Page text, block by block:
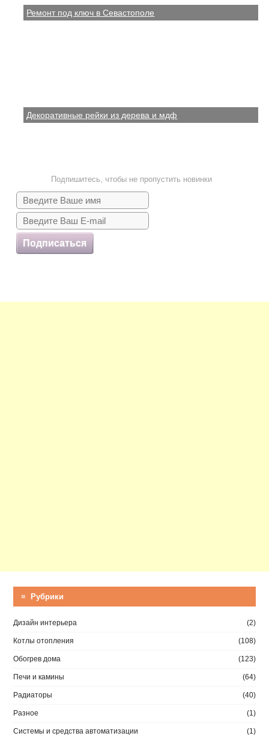
Ремонт под ключ в Севастополе
Декоративные рейки из дерева и мдф
Подпишитесь, чтобы не пропустить новинки
Подписаться
≡ Рубрики
Дизайн интерьера (2)
Котлы отопления (108)
Обогрев дома (123)
Печи и камины (64)
Радиаторы (40)
Разное (1)
Системы и средства автоматизации (1)